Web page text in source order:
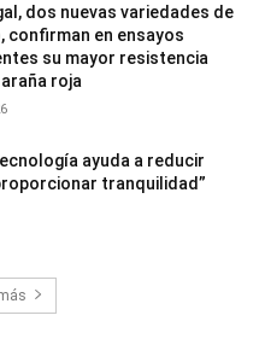
dos nuevas variedades de
confirman en ensayos
su mayor resistencia
roja
ayuda a reducir
tranquilidad”